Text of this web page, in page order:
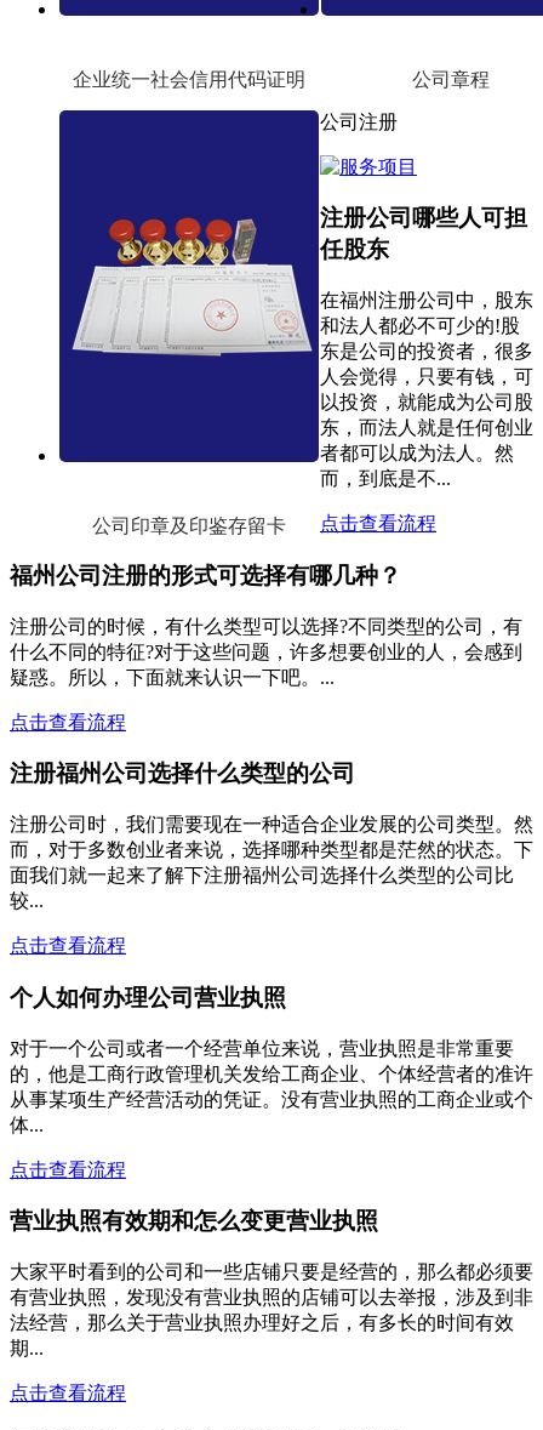
企业统一社会信用代码证明 公司章程
公司印章及印鉴存留卡
公司注册
注册公司哪些人可担
任股东
在福州注册公司中，股东
和法人都必不可少的!股
东是公司的投资者，很多
人会觉得，只要有钱，可
以投资，就能成为公司股
东，而法人就是任何创业
者都可以成为法人。然
而，到底是不...
点击查看流程
福州公司注册的形式可选择有哪几种？
注册公司的时候，有什么类型可以选择?不同类型的公司，有
什么不同的特征?对于这些问题，许多想要创业的人，会感到
疑惑。所以，下面就来认识一下吧。...
点击查看流程
注册福州公司选择什么类型的公司
注册公司时，我们需要现在一种适合企业发展的公司类型。然
而，对于多数创业者来说，选择哪种类型都是茫然的状态。下
面我们就一起来了解下注册福州公司选择什么类型的公司比
较...
点击查看流程
个人如何办理公司营业执照
对于一个公司或者一个经营单位来说，营业执照是非常重要
的，他是工商行政管理机关发给工商企业、个体经营者的准许
从事某项生产经营活动的凭证。没有营业执照的工商企业或个
体...
点击查看流程
营业执照有效期和怎么变更营业执照
大家平时看到的公司和一些店铺只要是经营的，那么都必须要
有营业执照，发现没有营业执照的店铺可以去举报，涉及到非
法经营，那么关于营业执照办理好之后，有多长的时间有效
期...
点击查看流程